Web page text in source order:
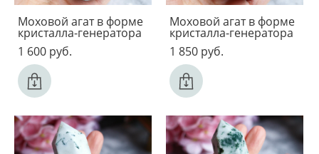
Моховой агат в форме
кристалла-генератора
1 600 pуб.
Моховой агат в форме
кристалла-генератора
1 850 pуб.